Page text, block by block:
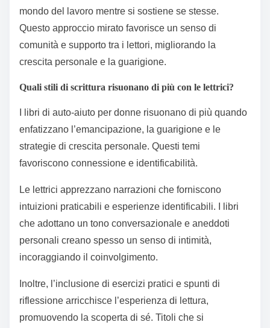
mondo del lavoro mentre si sostiene se stesse.
Questo approccio mirato favorisce un senso di
comunità e supporto tra i lettori, migliorando la
crescita personale e la guarigione.
Quali stili di scrittura risuonano di più con le lettrici?
I libri di auto-aiuto per donne risuonano di più quando
enfatizzano l’emancipazione, la guarigione e le
strategie di crescita personale. Questi temi
favoriscono connessione e identificabilità.
Le lettrici apprezzano narrazioni che forniscono
intuizioni praticabili e esperienze identificabili. I libri
che adottano un tono conversazionale e aneddoti
personali creano spesso un senso di intimità,
incoraggiando il coinvolgimento.
Inoltre, l’inclusione di esercizi pratici e spunti di
riflessione arricchisce l’esperienza di lettura,
promuovendo la scoperta di sé. Titoli che si